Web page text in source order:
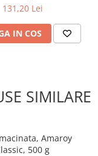
131,20 Lei
IN COS
SIMILARE
Amaroy
500 g